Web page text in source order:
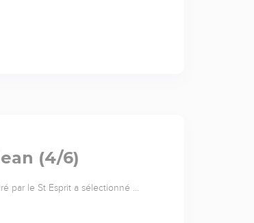
(4/6)
par le St Esprit a sélectionné …